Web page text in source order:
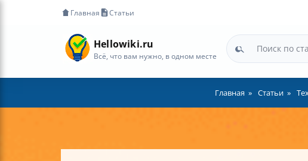
Главная Статьи
Hellowiki.ru
Всё, что вам нужно, в одном месте
Главная Статьи